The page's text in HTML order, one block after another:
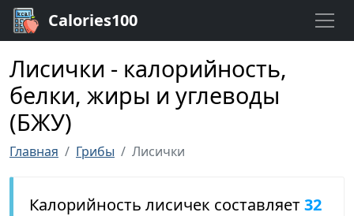
Calories100
Лисички - калорийность,
белки, жиры и углеводы
(БЖУ)
Главная Грибы Лисички
Калорийность лисичек составляет32